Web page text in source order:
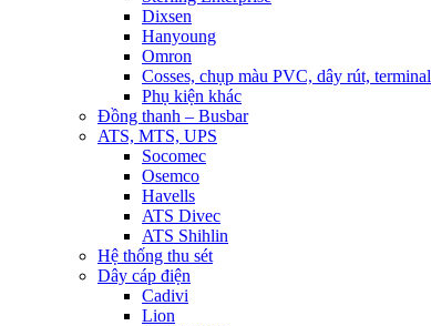
Dixsen
Hanyoung
Omron
Cosses, chụp màu PVC, dây rút, terminal
Phụ kiện khác
Đồng thanh – Busbar
ATS, MTS, UPS
Socomec
Osemco
Havells
ATS Divec
ATS Shihlin
Hệ thống thu sét
Dây cáp điện
Cadivi
Lion